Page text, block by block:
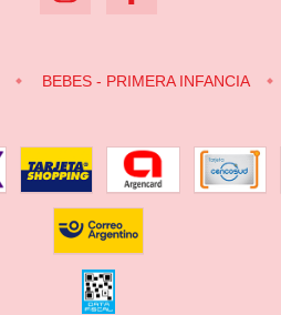
BEBES - PRIMERA INFANCIA